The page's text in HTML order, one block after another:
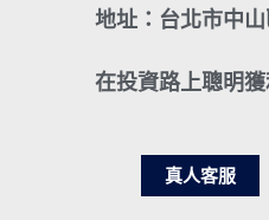
地址：台北市中
在投資路上聰明
真人客服